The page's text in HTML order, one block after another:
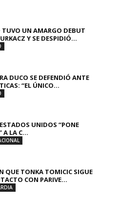
UN AMARGO DEBUT
Y SE DESPIDIÓ...
DUCO SE DEFENDIÓ ANTE
“EL ÚNICO...
UNIDOS “PONE
A LA C...
QUE TONKA TOMICIC SIGUE
CON PARIVE...